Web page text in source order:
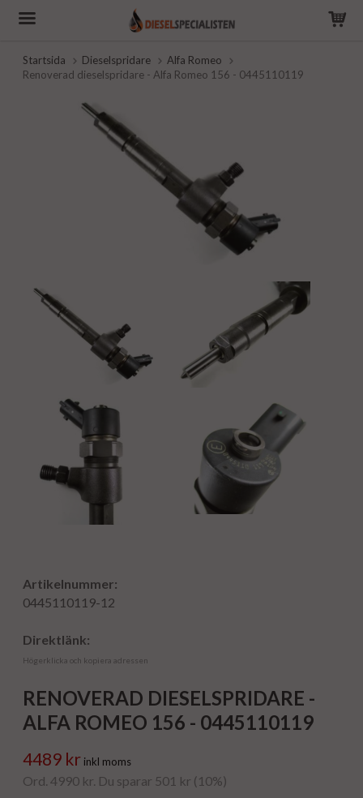
Startsida Dieselspridare
Alfa Romeo
Renoverad dieselspridare - Alfa Romeo 156 - 0445110119
Artikelnummer:
0445110119-12
Direktlänk:
Högerklicka och kopiera adressen
RENOVERAD DIESELSPRIDARE -
ALFA ROMEO 156 - 0445110119
4489 kr inkl moms
Ord. 4990 kr. Du sparar 501 kr (10%)